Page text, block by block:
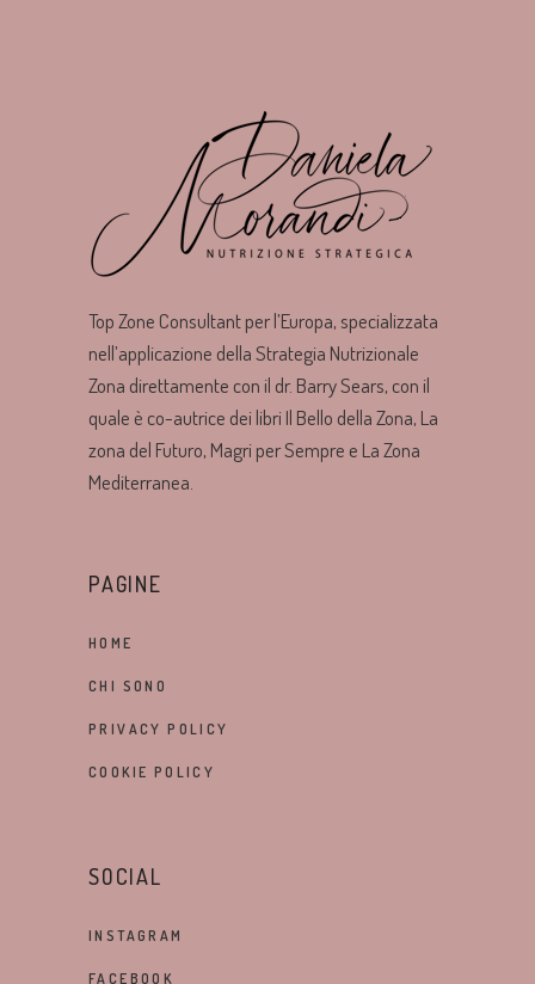
Top Zone Consultant per l’Europa, specializzata
nell’applicazione della Strategia Nutrizionale
Zona direttamente con il dr. Barry Sears, con il
quale è co-autrice dei libri Il Bello della Zona, La
zona del Futuro, Magri per Sempre e La Zona
Mediterranea.
PAGINE
HOME
CHI SONO
PRIVACY POLICY
COOKIE POLICY
SOCIAL
INSTAGRAM
FACEBOOK